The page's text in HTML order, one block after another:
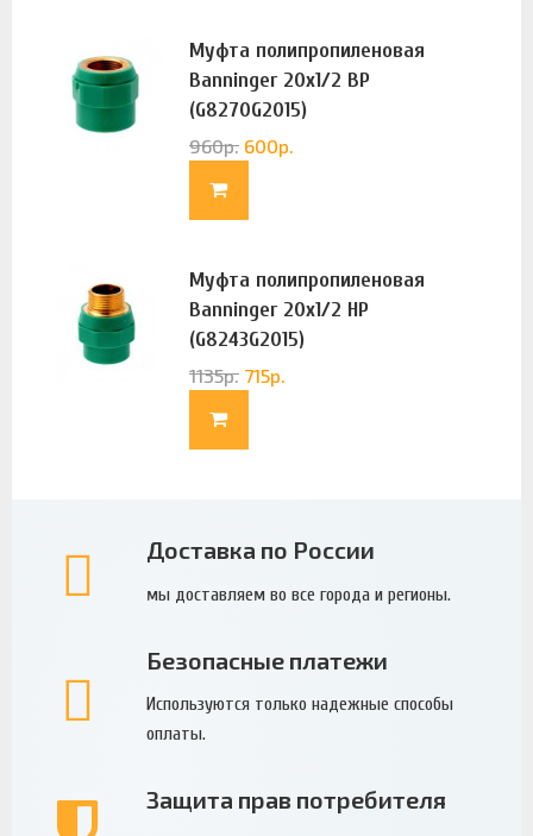
Муфта полипропиленовая
Banninger 20х1/2 ВР
(G8270G2015)
960р. 600р.
Муфта полипропиленовая
Banninger 20х1/2 НР
(G8243G2015)
1135р. 715р.
Доставка по России
мы доставляем во все города и регионы.
Безопасные платежи
Используются только надежные способы
оплаты.
Защита прав потребителя